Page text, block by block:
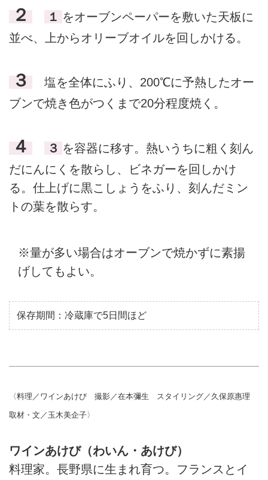
２ １ をオーブンペーパーを敷いた天板に
並べ、上からオリーブオイルを回しかける。
３
塩を全体にふり、200℃に予熱したオー
ブンで焼き色がつくまで20分程度焼く。
４ ３ を容器に移す。熱いうちに粗く刻ん
だにんにくを散らし、ビネガーを回しかけ
る。仕上げに黒こしょうをふり、刻んだミン
トの葉を散らす。
※量が多い場合はオーブンで焼かずに素揚
げしてもよい。
保存期間：冷蔵庫で5日間ほど
〈料理／ワインあけび 撮影／在本彌生 スタイリング／久保原惠理
取材・文／玉木美企子〉
ワインあけび（わいん・あけび）
料理家。長野県に生まれ育つ。フランスとイ